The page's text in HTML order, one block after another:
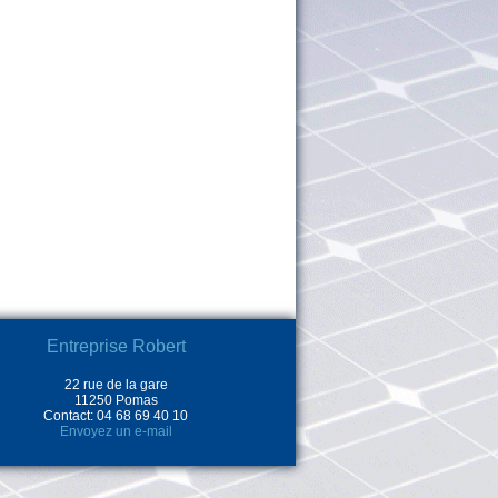
Entreprise Robert
22 rue de la gare
11250 Pomas
Contact: 04 68 69 40 10
Envoyez un e-mail